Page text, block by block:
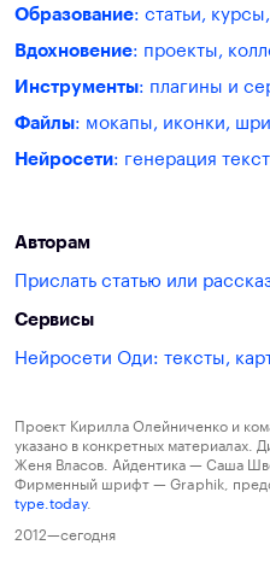
Образование: статьи,
Вдохновение: проекты,
Инструменты: плагины и
Файлы: мокапы, иконки,
Нейросети: генерация
Авторам
Прислать статью или
Сервисы
Нейросети Оди: тексты,
Проект Кирилла Олейниченко и
указано в конкретных материалах.
Женя Власов. Айдентика — Саша
Фирменный шрифт — Graphik,
type.today.
2012—сегодня